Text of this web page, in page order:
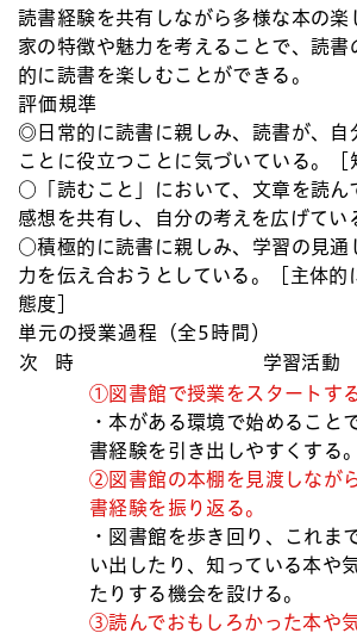
読書経験を共有しながら多様な本の楽
家の特徴や魅力を考えることで、読書
的に読書を楽しむことができる。
評価規準
◎日常的に読書に親しみ、読書が、自
ことに役立つことに気づいている。［
○「読むこと」において、文章を読ん
感想を共有し、自分の考えを広げてい
○積極的に読書に親しみ、学習の見通
力を伝え合おうとしている。［主体的
態度］
単元の授業過程（全5時間）
次
時 学習活動
①図書館で授業をスタートする
・本がある環境で始めること
書経験を引き出しやすくする。
②図書館の本棚を見渡しなが
書経験を振り返る。
・図書館を歩き回り、これま
い出したり、知っている本や
たりする機会を設ける。
③読んでおもしろかった本や